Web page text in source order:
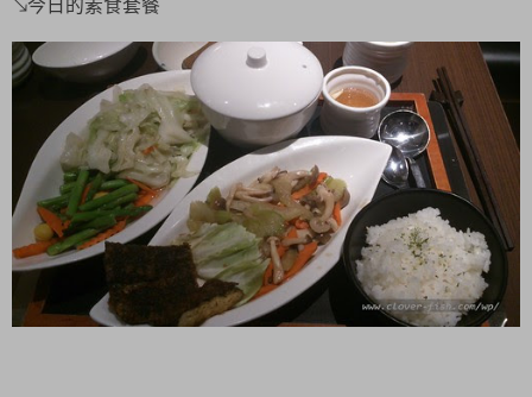
↘今日的素食套餐